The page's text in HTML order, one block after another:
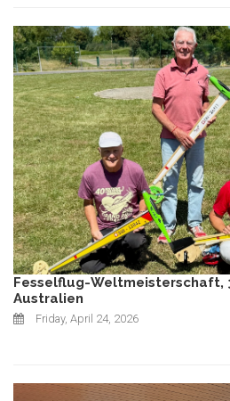
Fesselflug-Weltmeisterschaft,
Australien
Friday, April 24, 2026